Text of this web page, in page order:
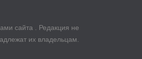
сайта . Редакция не
их владельцам.